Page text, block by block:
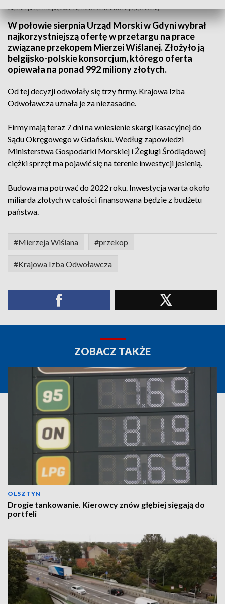
Ciężki sprzęt ma pojawić się na terenie inwestycji jesienią
W połowie sierpnia Urząd Morski w Gdyni wybrał
najkorzystniejszą ofertę w przetargu na prace
związane przekopem Mierzei Wiślanej. Złożyło ją
belgijsko-polskie konsorcjum, którego oferta
opiewała na ponad 992 miliony złotych.
Od tej decyzji odwołały się trzy firmy. Krajowa Izba
Odwoławcza uznała je za niezasadne.
Firmy mają teraz 7 dni na wniesienie skargi kasacyjnej do
Sądu Okręgowego w Gdańsku. Według zapowiedzi
Ministerstwa Gospodarki Morskiej i Żeglugi Śródlądowej
ciężki sprzęt ma pojawić się na terenie inwestycji jesienią.
Budowa ma potrwać do 2022 roku. Inwestycja warta około
miliarda złotych w całości finansowana będzie z budżetu
państwa.
#Mierzeja Wiślana #przekop
#Krajowa Izba Odwoławcza
ZOBACZ TAKŻE
OLSZTYN
Drogie tankowanie. Kierowcy znów głębiej sięgają do
portfeli